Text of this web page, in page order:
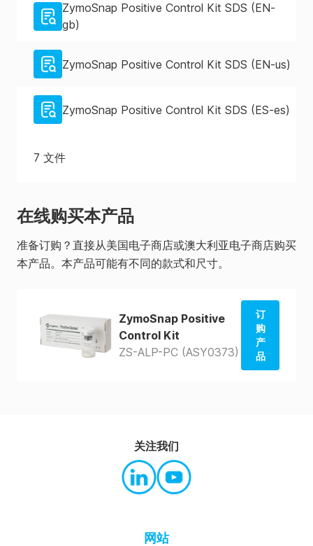
ZymoSnap Positive Control Kit SDS (EN-
gb)
ZymoSnap Positive Control Kit SDS (EN-us)
ZymoSnap Positive Control Kit SDS (ES-es)
7 文件
在线购买本产品
准备订购？直接从美国电子商店或澳大利亚电子商店购买
本产品。本产品可能有不同的款式和尺寸。
ZymoSnap Positive
Control Kit
ZS-ALP-PC (ASY0373)
订
购
产
品
网站
关注我们